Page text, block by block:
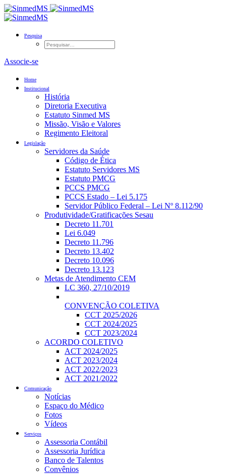
Pesquisa
Associe-se
Home
Institucional
História
Diretoria Executiva
Estatuto Sinmed MS
Missão, Visão e Valores
Regimento Eleitoral
Legislação
Servidores da Saúde
Código de Ética
Estatuto Servidores MS
Estatuto PMCG
PCCS PMCG
PCCS Estado – Lei 5.175
Servidor Público Federal – Lei Nº 8.112/90
Produtividade/Gratificações Sesau
Decreto 11.701
Lei 6.049
Decreto 11.796
Decreto 13.402
Decreto 10.096
Decreto 13.123
Metas de Atendimento CEM
LC 360, 27/10/2019
CONVENÇÃO COLETIVA
CCT 2025/2026
CCT 2024/2025
CCT 2023/2024
ACORDO COLETIVO
ACT 2024/2025
ACT 2023/2024
ACT 2022/2023
ACT 2021/2022
Comunicação
Notícias
Espaço do Médico
Fotos
Vídeos
Serviços
Assessoria Contábil
Assessoria Jurídica
Banco de Talentos
Convênios